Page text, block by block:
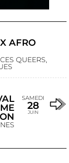
AFRO
QUEERS,
SAMEDI
28
JUIN